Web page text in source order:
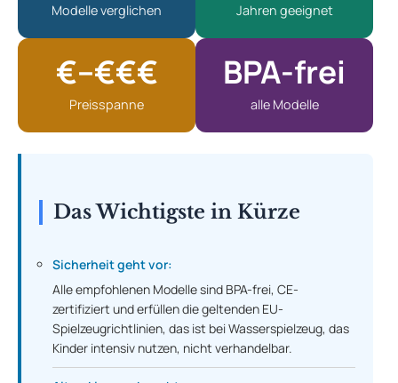
Modelle verglichen Jahren geeignet
€–€€€
Preisspanne
BPA-frei
alle Modelle
Das Wichtigste in Kürze
Sicherheit geht vor:
Alle empfohlenen Modelle sind BPA-frei, CE-
zertifiziert und erfüllen die geltenden EU-
Spielzeugrichtlinien, das ist bei Wasserspielzeug, das
Kinder intensiv nutzen, nicht verhandelbar.